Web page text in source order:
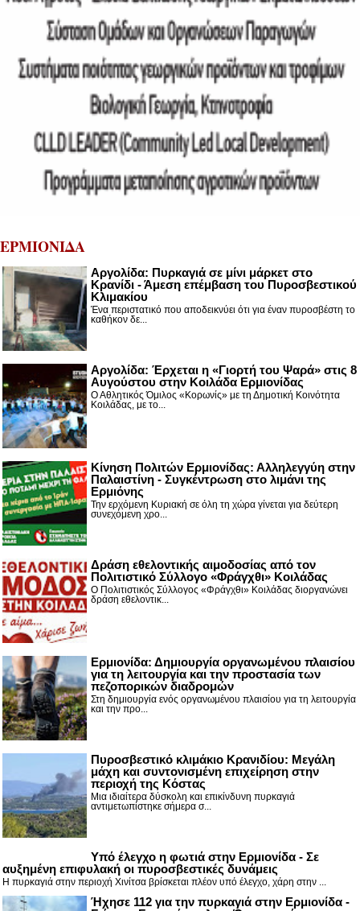
ΕΡΜΙΟΝΙΔΑ
Αργολίδα: Πυρκαγιά σε μίνι μάρκετ στο
Κρανίδι - Άμεση επέμβαση του Πυροσβεστικού
Κλιμακίου
Ένα περιστατικό που αποδεικνύει ότι για έναν πυροσβέστη το
καθήκον δε...
Αργολίδα: Έρχεται η «Γιορτή του Ψαρά» στις 8
Αυγούστου στην Κοιλάδα Ερμιονίδας
Ο Αθλητικός Όμιλος «Κορωνίς» με τη Δημοτική Κοινότητα
Κοιλάδας, με το...
Κίνηση Πολιτών Ερμιονίδας: Αλληλεγγύη στην
Παλαιστίνη - Συγκέντρωση στο λιμάνι της
Ερμιόνης
Την ερχόμενη Κυριακή σε όλη τη χώρα γίνεται για δεύτερη
συνεχόμενη χρο...
Δράση εθελοντικής αιμοδοσίας από τον
Πολιτιστικό Σύλλογο «Φράγχθι» Κοιλάδας
Ο Πολιτιστικός Σύλλογος «Φράγχθι» Κοιλάδας διοργανώνει
δράση εθελοντικ...
Ερμιονίδα: Δημιουργία οργανωμένου πλαισίου
για τη λειτουργία και την προστασία των
πεζοπορικών διαδρομών
Στη δημιουργία ενός οργανωμένου πλαισίου για τη λειτουργία
και την προ...
Πυροσβεστικό κλιμάκιο Κρανιδίου: Μεγάλη
μάχη και συντονισμένη επιχείρηση στην
περιοχή της Κόστας
Μια ιδιαίτερα δύσκολη και επικίνδυνη πυρκαγιά
αντιμετωπίστηκε σήμερα σ...
Υπό έλεγχο η φωτιά στην Ερμιονίδα - Σε
αυξημένη επιφυλακή οι πυροσβεστικές δυνάμεις
Η πυρκαγιά στην περιοχή Χινίτσα βρίσκεται πλέον υπό έλεγχο, χάρη στην ...
Ήχησε 112 για την πυρκαγιά στην Ερμιονίδα -